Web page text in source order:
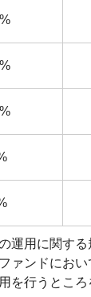
運用に関す
ァンドにお
を行うとこ